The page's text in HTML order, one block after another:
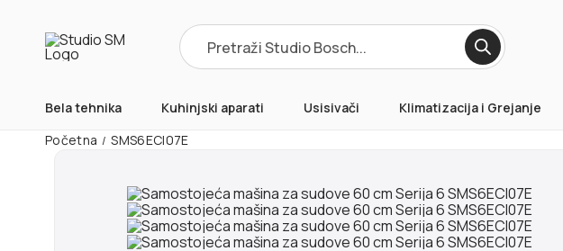
Products
search
Bela tehnika Kuhinjski aparati Usisivači Klimatizacija i Grejanje
Početna / SMS6ECI07E